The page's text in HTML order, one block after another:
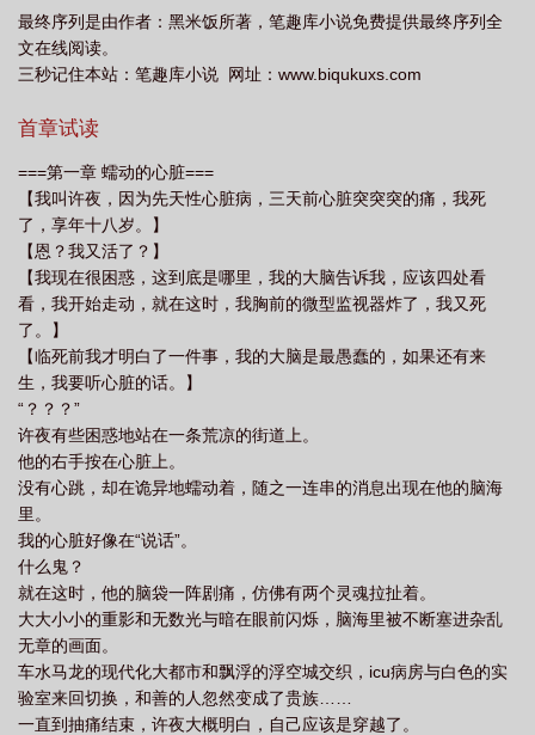
海)科技有限公司 最终序列笔趣阁 最终序列女主是谁 诡秘之主戴里克最终
序列 最终序列科技招聘信息
司 最终序列什么时候的书
列上海科技有限公司 最终序列许夜能力
列有女主吗 最终序列百科 最终序列黑米饭 最终序列官网 最终序列无证
之门 最终序列TXT全文
海 诡秘之主塔罗会成员最终序列 最终序列科技公司 最终秩序百度百
科 最终序列许夜 最终秩序 最终序列TXT免费
最终序列是由作者：黑米饭所著，笔趣库小说免费提供最终序列全
文在线阅读。
三秒记住本站：笔趣库小说 网址：www.biqukuxs.com
首章试读
===第一章 蠕动的心脏===
【我叫许夜，因为先天性心脏病，三天前心脏突突突的痛，我死
了，享年十八岁。】
【恩？我又活了？】
【我现在很困惑，这到底是哪里，我的大脑告诉我，应该四处看
看，我开始走动，就在这时，我胸前的微型监视器炸了，我又死
了。】
【临死前我才明白了一件事，我的大脑是最愚蠢的，如果还有来
生，我要听心脏的话。】
“？？？”
许夜有些困惑地站在一条荒凉的街道上。
他的右手按在心脏上。
没有心跳，却在诡异地蠕动着，随之一连串的消息出现在他的脑海
里。
我的心脏好像在“说话”。
什么鬼？
就在这时，他的脑袋一阵剧痛，仿佛有两个灵魂拉扯着。
大大小小的重影和无数光与暗在眼前闪烁，脑海里被不断塞进杂乱
无章的画面。
车水马龙的现代化大都市和飘浮的浮空城交织，icu病房与白色的实
验室来回切换，和善的人忽然变成了贵族……
一直到抽痛结束，许夜大概明白，自己应该是穿越了。